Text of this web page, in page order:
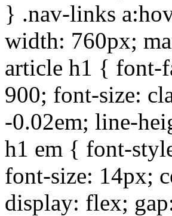
} .nav-links
width: 760px;
article h1 { font-
900; font-size:
-0.02em; line-
h1 em { font-
font-size: 14px;
display: flex;